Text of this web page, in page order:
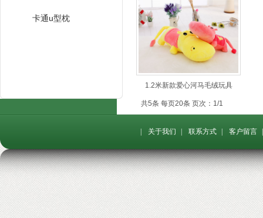
1.2米新款爱心河马毛绒玩具
共5条 每页20条 页次：1/1
卡通u型枕
关于我们 联系方式 客户留言